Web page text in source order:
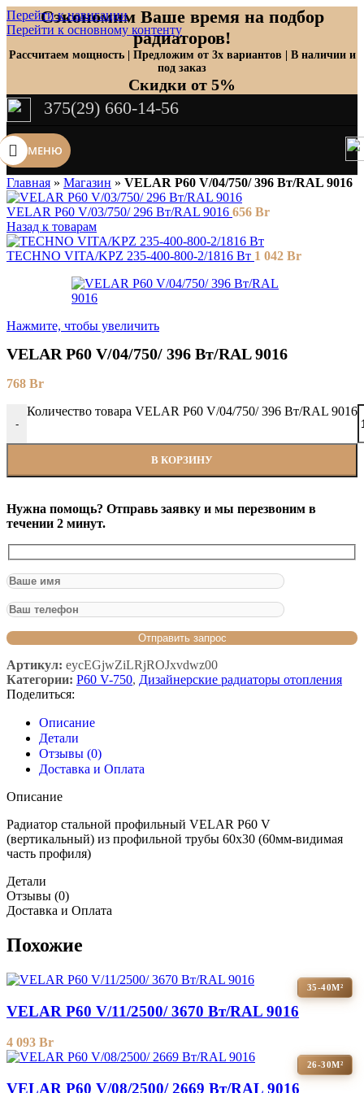
Перейти к навигации
Перейти к основному контенту
Сэкономим Ваше время на подбор
радиаторов!
Рассчитаем мощность | Предложим от 3х вариантов | В наличии и
под заказ
Скидки от 5%
375(29) 660-14-56
МЕНЮ
Главная » Магазин » VELAR P60 V/04/750/ 396 Bт/RAL 9016
VELAR P60 V/03/750/ 296 Bт/RAL 9016 656 Br
Назад к товарам
TECHNO VITA/KPZ 235-400-800-2/1816 Вт 1 042 Br
Нажмите, чтобы увеличить
VELAR P60 V/04/750/ 396 Bт/RAL 9016
768 Br
-
Количество товара VELAR P60 V/04/750/ 396 Bт/RAL 9016
В КОРЗИНУ
Нужна помощь? Отправь заявку и мы перезвоним в
течении 2 минут.
Артикул: eycEGjwZiLRjROJxvdwz00
Категории: P60 V-750, Дизайнерские радиаторы отопления
Поделиться:
Описание
Детали
Отзывы (0)
Доставка и Оплата
Описание
Радиатор стальной профильный VELAR P60 V
(вертикальный) из профильной трубы 60х30 (60мм-видимая
часть профиля)
Детали
Отзывы (0)
Доставка и Оплата
Похожие
35-40М²
VELAR P60 V/11/2500/ 3670 Bт/RAL 9016
4 093 Br
26-30М²
VELAR P60 V/08/2500/ 2669 Bт/RAL 9016